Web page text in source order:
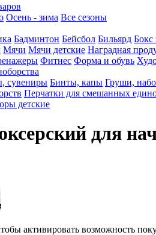
Осень - зима Все сезоны
Бадминтон Бейсбол Бильярд Бокс
Мячи Мячи детские Наградная
Фитнес Форма и обувь
сувениры Бинты, капы Груши,
Перчатки для смешанных
детские
для
активировать возможность